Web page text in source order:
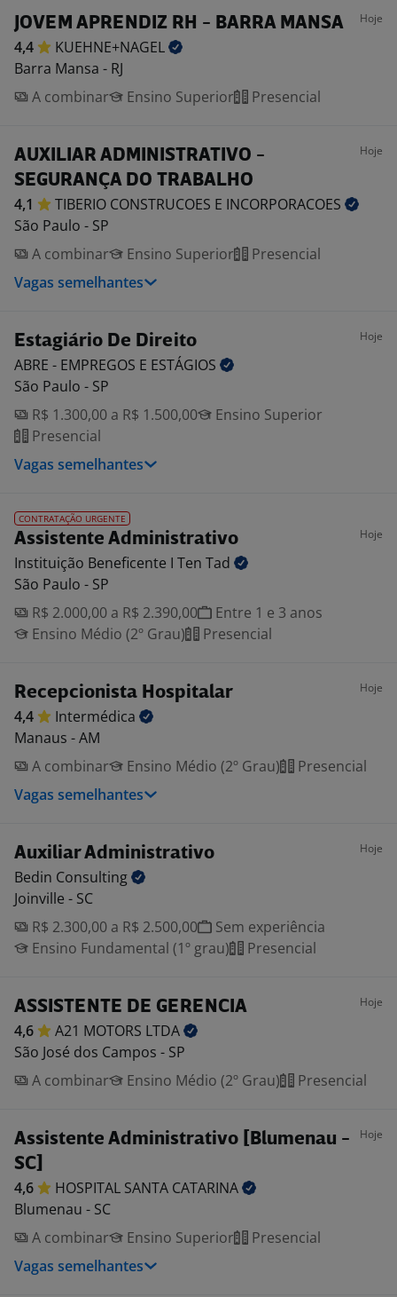
JOVEM APRENDIZ RH - BARRA MANSA Hoje
4,4
KUEHNE+NAGEL
Barra Mansa - RJ
A combinar
Ensino Superior Presencial
AUXILIAR ADMINISTRATIVO -
SEGURANÇA DO TRABALHO
Hoje
4,1 TIBERIO CONSTRUCOES E INCORPORACOES
São Paulo - SP
A combinar
Ensino Superior
Presencial
Vagas semelhantes
Estagiário De Direito Hoje
ABRE - EMPREGOS E ESTÁGIOS
São Paulo - SP
R$ 1.300,00 a R$ 1.500,00
Ensino Superior
Presencial
Vagas semelhantes
CONTRATAÇÃO URGENTE
Assistente Administrativo Hoje
Instituição Beneficente I Ten Tad
São Paulo - SP
R$ 2.000,00 a R$ 2.390,00
Entre 1 e 3 anos
Ensino Médio (2º Grau)
Presencial
Recepcionista Hospitalar Hoje
4,4
Intermédica
Manaus - AM
A combinar
Ensino Médio (2º Grau)
Presencial
Vagas semelhantes
Auxiliar Administrativo Hoje
Bedin Consulting
Joinville - SC
R$ 2.300,00 a R$ 2.500,00
Sem experiência
Ensino Fundamental (1º grau)
Presencial
ASSISTENTE DE GERENCIA Hoje
4,6 A21 MOTORS LTDA
São José dos Campos - SP
A combinar
Ensino Médio (2º Grau) Presencial
Assistente Administrativo [Blumenau -
SC]
Hoje
4,6 HOSPITAL SANTA CATARINA
Blumenau - SC
A combinar
Ensino Superior
Presencial
Vagas semelhantes